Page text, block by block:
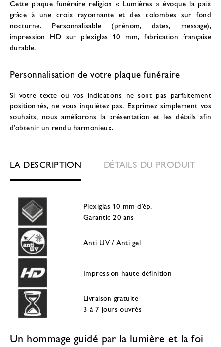
Cette plaque funéraire religion « Lumières » évoque la paix
grâce à une croix rayonnante et des colombes sur fond
nocturne. Personnalisable (prénom, dates, message),
impression HD sur plexiglas 10 mm, fabrication française
durable.
Personnalisation de votre plaque funéraire
Si votre texte ou vos indications ne sont pas parfaitement
positionnés, ne vous inquiétez pas. Exprimez simplement vos
souhaits, nous améliorons la présentation et les détails afin
d’obtenir un rendu harmonieux.
LA DESCRIPTION DÉTAILS DU PRODUIT
Plexiglas 10 mm d’ép.
Garantie 20 ans
Anti UV / Anti gel
Impression haute définition
Livraison gratuite
3 à 7 jours ouvrés
Un hommage guidé par la lumière et la foi